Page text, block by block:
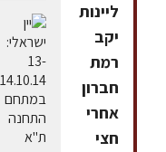
ליינות
יקב
רמת
חברון
אחרי
חצי